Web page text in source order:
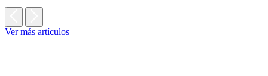
Ver más artículos